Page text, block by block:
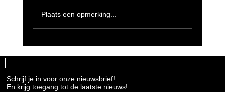
uitwisseling en verbinding
Plaats een opmerking...
Schrijf je in voor onze nieuwsbrief!
En krijg toegang tot de laatste nieuws!